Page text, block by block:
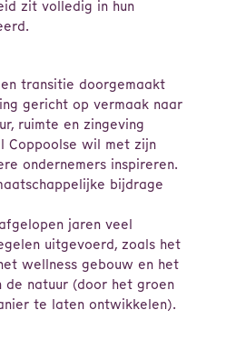
zit volledig in hun
transitie doorgemaakt
gericht op vermaak naar
ruimte en zingeving
Coppoolse wil met zijn
ondernemers inspireren.
bijdrage
jaren veel
uitgevoerd, zoals het
wellness gebouw en het
de natuur (door het groen
te laten ontwikkelen).